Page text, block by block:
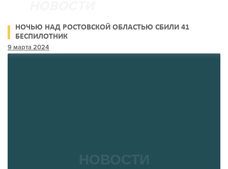
НОЧЬЮ НАД РОСТОВСКОЙ ОБЛАСТЬЮ СБИЛИ 41
БЕСПИЛОТНИК
9 марта 2024